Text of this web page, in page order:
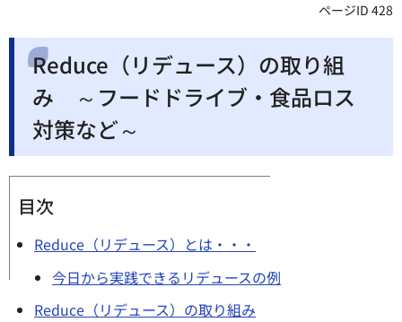
ページID 428
Reduce（リデュース）の取り組
み ～フードドライブ・食品ロス
対策など～
目次
Reduce（リデュース）とは・・・
今日から実践できるリデュースの例
Reduce（リデュース）の取り組み